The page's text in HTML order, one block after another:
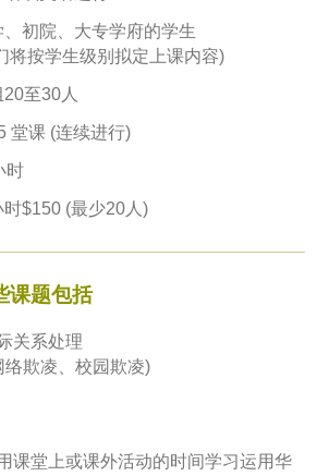
、初院、大专学府的学生
将按学生级别拟定上课内容)
20至30人
堂课 (连续进行)
时
时$150 (最少20人)
课题包括
关系处理
络欺凌、校园欺凌)
课堂上或课外活动的时间学习运用华